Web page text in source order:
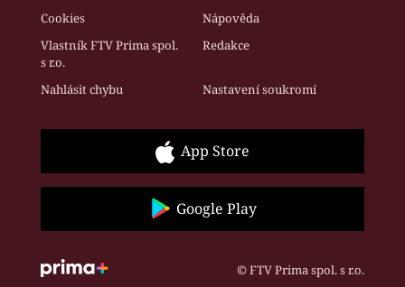
Cookies
Nápověda
Vlastník FTV Prima spol.
s r.o.
Redakce
Nahlásit chybu Nastavení soukromí
App Store
Google Play
© FTV Prima spol. s r.o.